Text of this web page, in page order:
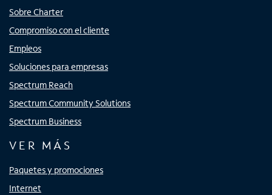
Sobre Charter
Compromiso con el cliente
Empleos
Soluciones para empresas
Spectrum Reach
Spectrum Community Solutions
Spectrum Business
VER MÁS
Paquetes y promociones
Internet